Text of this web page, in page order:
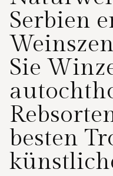
Serbien
Sie
besten